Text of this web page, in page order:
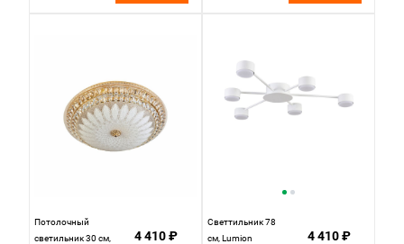
Потолочный
светильник 30 см,
4 410 ₽
Светтильник 78
см, Lumion
4 410 ₽